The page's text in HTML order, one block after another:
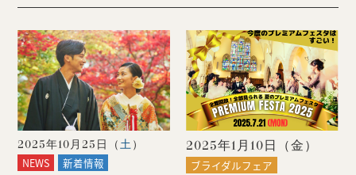
2025年10月25日（土）
NEWS
新着情報
2025年1月10日（金）
ブライダルフェア